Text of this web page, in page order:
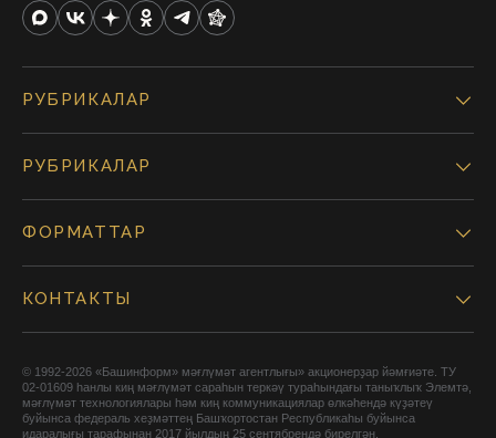
РУБРИКАЛАР
РУБРИКАЛАР
ФОРМАТТАР
КОНТАКТЫ
© 1992-2026 «Башинформ» мәғлүмәт агентлығы» акционерҙар йәмғиәте. ТУ
02-01609 һанлы киң мәғлүмәт сараһын теркәү тураһындағы таныҡлыҡ Элемтә,
мәғлүмәт технологиялары һәм киң коммуникациялар өлкәһендә күҙәтеү
буйынса федераль хеҙмәттең Башҡортостан Республикаһы буйынса
идаралығы тарафынан 2017 йылдың 25 сентябрендә бирелгән.